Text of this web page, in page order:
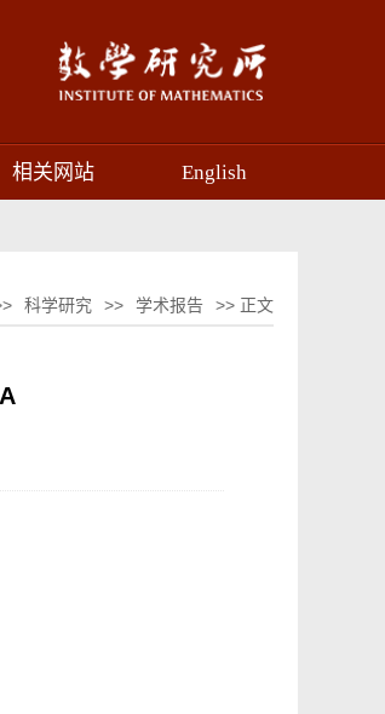
相关网站 English
科学研究 >> 学术报告 >> 正文